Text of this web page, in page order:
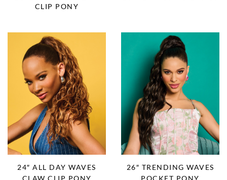
CLIP PONY
24″ ALL DAY WAVES
26″ TRENDING WAVES